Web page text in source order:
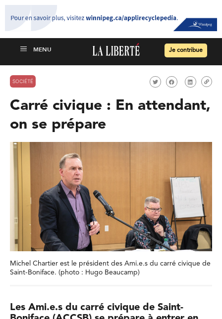
Je contribue
SOCIÉTÉ
Carré civique : En attendant,
on se prépare
Michel Chartier est le président des Ami.e.s du carré civique de
Saint-Boniface. (photo : Hugo Beaucamp)
Les Ami.e.s du carré civique de Saint-